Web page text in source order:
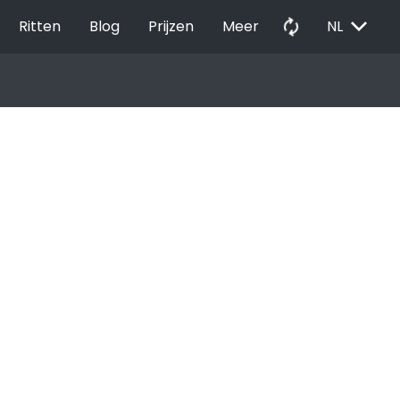
Ritten Blog Prijzen Meer autorenew NL EXPAND_MORE